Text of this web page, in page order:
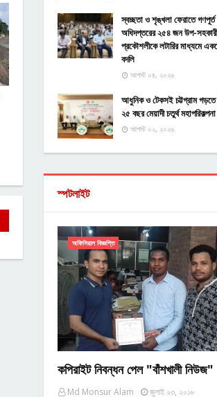
স্বচ্ছতা ও শৃঙ্খলা ফেরাতে গণপূর্ত
অধিদপ্তরের ২৫৪ জন উপ-সহকারী
প্রকৌশলীকে লটারির মাধ্যমে
বদলি
আগস্ট ০৪, ২০২৬
আধুনিক ও টেকসই চট্টগ্রাম গড়তে
২৫ বছর মেয়াদী চতুর্থ
আগস্ট ০২, ২০২৬
স্পটলাইট
অফিসিয়াল বিজ্ঞপ্তি
কপিরাইট নিবন্ধন পেল "বাঁশখালী নিউজ"
Md Monsur Alam
জুলাই ২৩, ২০১৮